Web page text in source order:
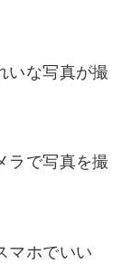
いな写真が撮
ラで写真を撮
マホでいい